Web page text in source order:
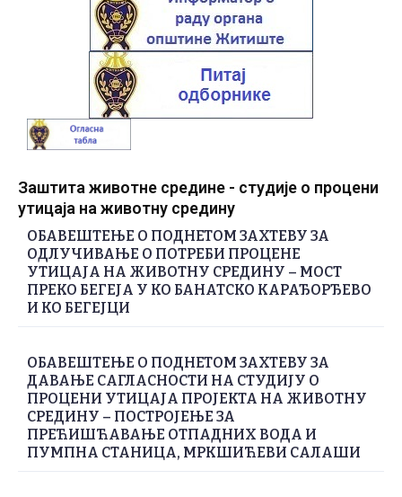
Заштита животне средине - студије о процени
утицаја на животну средину
ОБАВЕШТЕЊЕ О ПОДНЕТОМ ЗАХТЕВУ ЗА
ОДЛУЧИВАЊЕ О ПОТРЕБИ ПРОЦЕНЕ
УТИЦАЈА НА ЖИВОТНУ СРЕДИНУ – МОСТ
ПРЕКО БЕГЕЈА У КО БАНАТСКО КАРАЂОРЂЕВО
И КО БЕГЕЈЦИ
ОБАВЕШТЕЊЕ О ПОДНЕТОМ ЗАХТЕВУ ЗА
ДАВАЊЕ САГЛАСНОСТИ НА СТУДИЈУ О
ПРОЦЕНИ УТИЦАЈА ПРОЈЕКТА НА ЖИВОТНУ
СРЕДИНУ – ПОСТРОЈЕЊЕ ЗА
ПРЕЋИШЋАВАЊЕ ОТПАДНИХ ВОДА И
ПУМПНА СТАНИЦА, МРКШИЋЕВИ САЛАШИ